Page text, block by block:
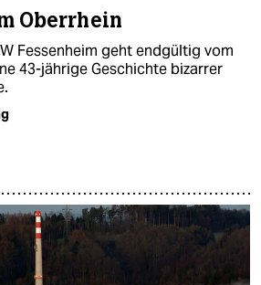
Oberrhein
Fessenheim geht endgültig vom
43-jährige Geschichte bizarrer